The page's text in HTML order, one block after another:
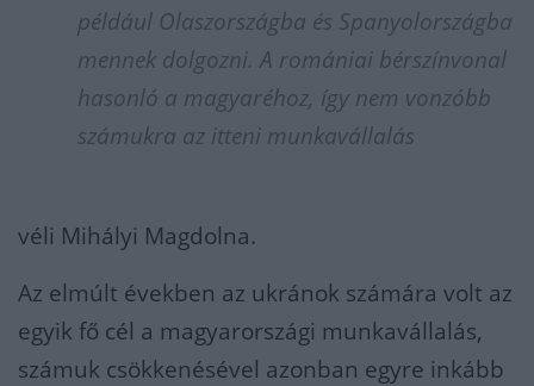
például Olaszországba és Spanyolországba
mennek dolgozni. A romániai bérszínvonal
hasonló a magyaréhoz, így nem vonzóbb
számukra az itteni munkavállalás
véli Mihályi Magdolna.
Az elmúlt években az ukránok számára volt az
egyik fő cél a magyarországi munkavállalás,
számuk csökkenésével azonban egyre inkább